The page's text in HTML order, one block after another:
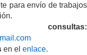
para envío de trabajos
en el enlace.